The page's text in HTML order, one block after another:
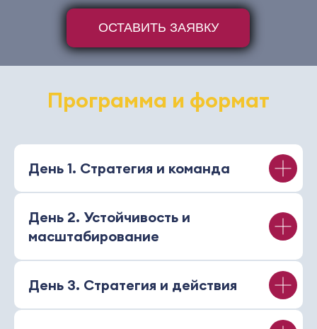
ОСТАВИТЬ ЗАЯВКУ
Программа и формат
День 1. Стратегия и команда
День 2. Устойчивость и
масштабирование
День 3. Стратегия и действия